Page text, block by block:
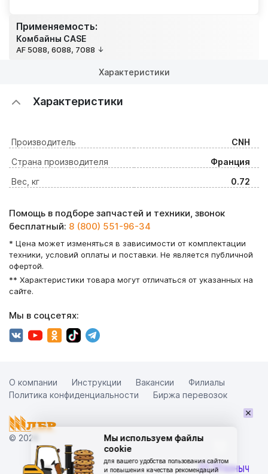
Применяемость:
Комбайны CASE
AF 5088, 6088, 7088
Характеристики
Характеристики
Производитель
CNH
Страна производителя
Франция
Вес, кг
0.72
Мы используем файлы
cookie
для вашего удобства пользования сайтом
и повышения качества рекомендаций
Помощь в подборе запчастей и техники, звонок
бесплатный: 8 (800) 551-96-34
* Цена может изменяться в зависимости от комплектации
техники, условий оплаты и поставки. Не является публичной
офертой.
** Характеристики товара могут отличаться от указанных на
сайте.
Мы в соцсетях:
© 2026
О компании Инструкции Вакансии
Филиалы
Политика конфиденциальности
Биржа перевозок
×